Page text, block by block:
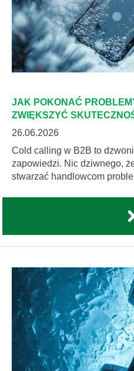
JAK POKONAĆ
ZWIĘKSZYĆ
26.06.2026
Cold calling w B2B to
zapowiedzi. Nic dziwnego,
stwarzać handlowcom